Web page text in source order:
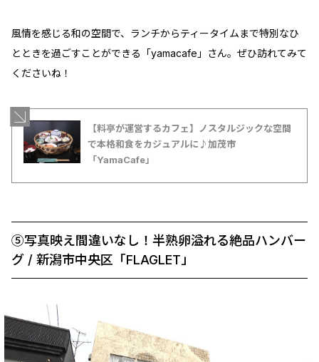
風情を感じる和の空間で、ランチからティータイムまで特別なひ
とときを過ごすことができる「yamacafe」さん。ぜひ訪れてみて
くださいね！
【料亭が運営するカフェ】ノスタルジックな空間
で本格和食をカジュアルに♪加茂市
「YamaCafe」
⑤写真映え間違いなし！半熟卵溢れる絶品ハンバー
グ / 新潟市中央区「FLAGLET」